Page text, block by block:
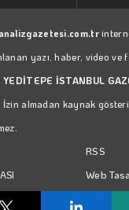
yazı, haber, video
YEDİTEPE İSTANBUL
almadan kaynak
RSS
Web